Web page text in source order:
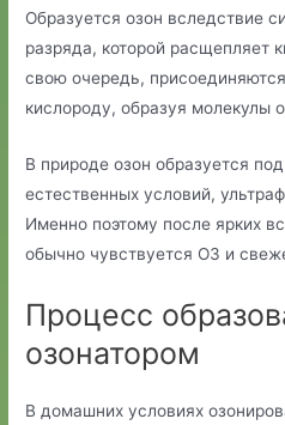
Образуется озон вследствие
разряда, которой расщепляет
свою очередь,
кислороду, образуя молекулы
В природе озон образуется
естественных условий,
Именно поэтому после ярких
обычно чувствуется О3 и
Процесс
озонатором
В домашних условиях